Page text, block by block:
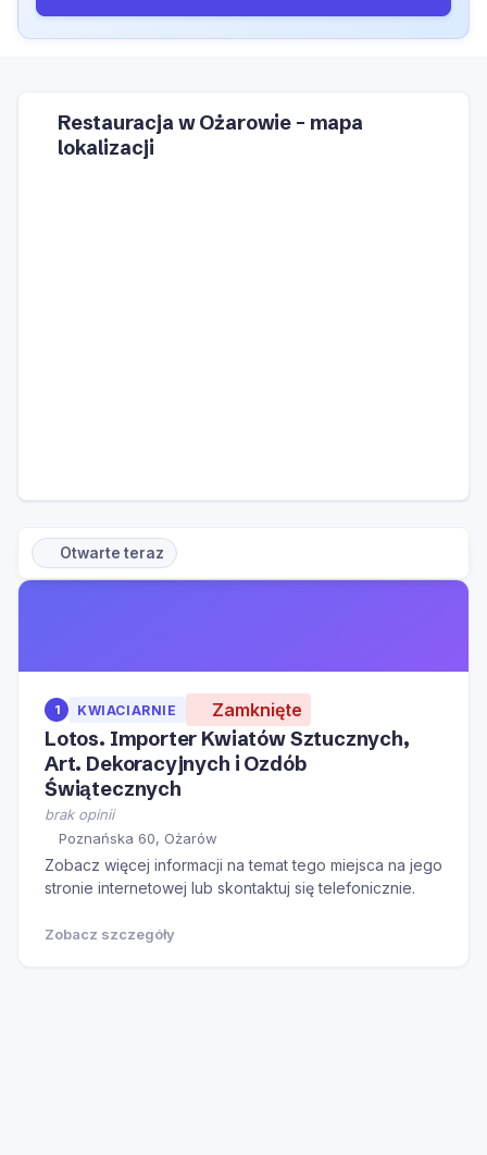
Otwarte teraz
1 KWIACIARNIE Zamknięte
Lotos. Importer Kwiatów Sztucznych,
Art. Dekoracyjnych i Ozdób
Świątecznych
brak opinii
Poznańska 60, Ożarów
Zobacz więcej informacji na temat tego miejsca na jego
stronie internetowej lub skontaktuj się telefonicznie.
Zobacz szczegóły
Restauracja w Ożarowie – mapa
lokalizacji